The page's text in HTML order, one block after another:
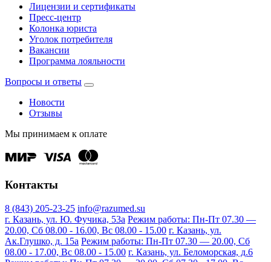
Лицензии и сертификаты
Пресс-центр
Колонка юриста
Уголок потребителя
Вакансии
Программа лояльности
Вопросы и ответы
Новости
Отзывы
Мы принимаем к оплате
Контакты
8 (843) 205-23-25 info@razumed.su
г. Казань, ул. Ю. Фучика, 53а Режим работы: Пн-Пт 07.30 —
20.00, Сб 08.00 - 16.00, Вс 08.00 - 15.00 г. Казань, ул.
Ак.Глушко, д. 15а Режим работы: Пн-Пт 07.30 — 20.00, Сб
08.00 - 17.00, Вс 08.00 - 15.00 г. Казань, ул. Беломорская, д.6